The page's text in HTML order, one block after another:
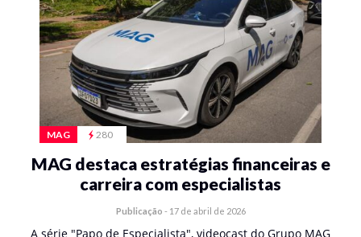
MAG 280
MAG destaca estratégias financeiras e
carreira com especialistas
Publicação - 17 de abril de 2026
A série "Papo de Especialista", videocast do Grupo MAG